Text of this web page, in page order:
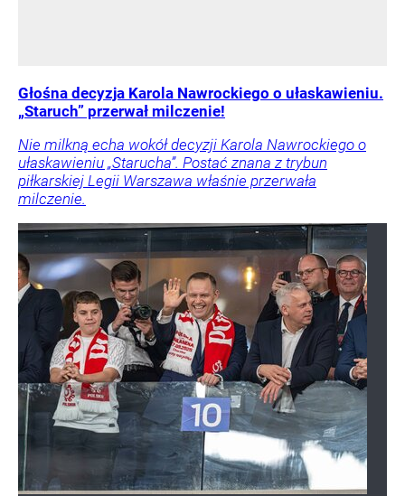
Głośna decyzja Karola Nawrockiego o ułaskawieniu.
„Staruch” przerwał milczenie!
Nie milkną echa wokół decyzji Karola Nawrockiego o
ułaskawieniu „Starucha”. Postać znana z trybun
piłkarskiej Legii Warszawa właśnie przerwała
milczenie.